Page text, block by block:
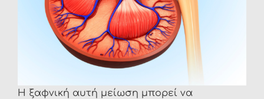
Η ξαφνική αυτή μείωση μπορεί να